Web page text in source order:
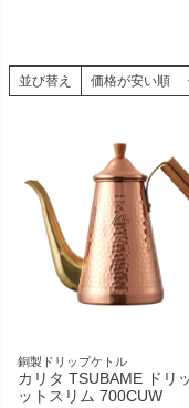
並び替え 価格が安い順
銅製ドリップケトル
カリタ TSUBAME ドリ
ットスリム 700CUW